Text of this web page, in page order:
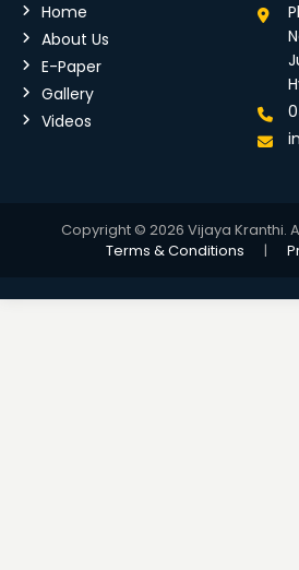
Home
About Us
E-Paper
Gallery
Videos
Copyright © 2026 Vijaya Kranthi.
Terms & Conditions
|